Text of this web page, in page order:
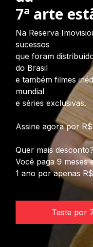
7ª arte
Na Reserva
sucessos
que foram
do Brasil
e também filmes
mundial
e séries exclusivas.
Assine agora por
Quer mais
Você paga 9 meses
1 ano por apenas
Teste por